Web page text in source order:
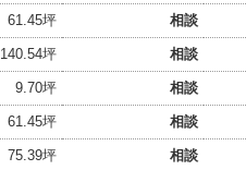
61.45坪 相談
140.54坪 相談
9.70坪 相談
61.45坪 相談
75.39坪 相談